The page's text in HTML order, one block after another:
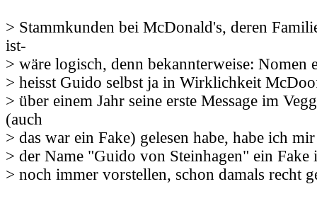
> Stammkunden bei McDonald's, deren
ist-
> wäre logisch, denn bekannterweise: Nomen
> heisst Guido selbst ja in Wirklichkeit
> über einem Jahr seine erste Message im
(auch
> das war ein Fake) gelesen habe, habe ich
> der Name "Guido von Steinhagen" ein Fake
> noch immer vorstellen, schon damals recht